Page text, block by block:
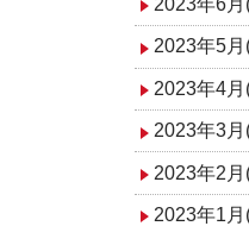
2023年6月
2023年5月
2023年4月
2023年3月
2023年2月
2023年1月